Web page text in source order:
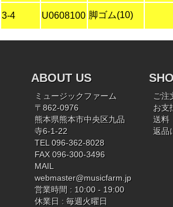
3-4 U0608100 脚ゴム(10)
ABOUT US
ミュージックファーム
〒862-0976
熊本県熊本市中央区九品
寺6-1-22
TEL 096-362-8028
FAX 096-300-3496
MAIL
webmaster@musicfarm.jp
営業時間 : 10:00 - 19:00
休業日 : 毎週火曜日
ご注
お支
送料
返品